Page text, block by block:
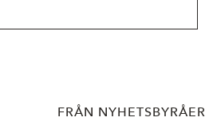
FRÅN NYHETSBYRÅER